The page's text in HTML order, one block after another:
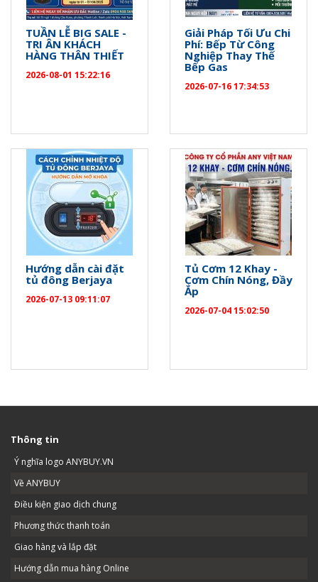
TUẦN LỄ BIG SALE -
TRI ÂN KHÁCH
HÀNG THÂN THIẾT
2026-08-01 15:22:16
Giải Pháp Tối Ưu Chi
Phí: Bếp Từ Công
Nghiệp Thay Thế
Bếp Gas
2026-07-16 17:34:53
Hướng dẫn cài đặt
tủ đông Berjaya
2026-07-13 09:11:07
Tủ Cơm 12 Khay -
Cơm Chín Nóng, Đầy
Ắp
2026-07-04 15:02:50
Thông tin
Ý nghĩa logo ANYBUY.VN
Về ANYBUY
Điều kiện giao dịch chung
Phương thức thanh toán
Giao hàng và lắp đặt
Hướng dẫn mua hàng Online